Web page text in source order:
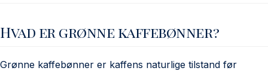
Hvad er grønne kaffebønner?
Grønne kaffebønner er kaffens naturlige tilstand før